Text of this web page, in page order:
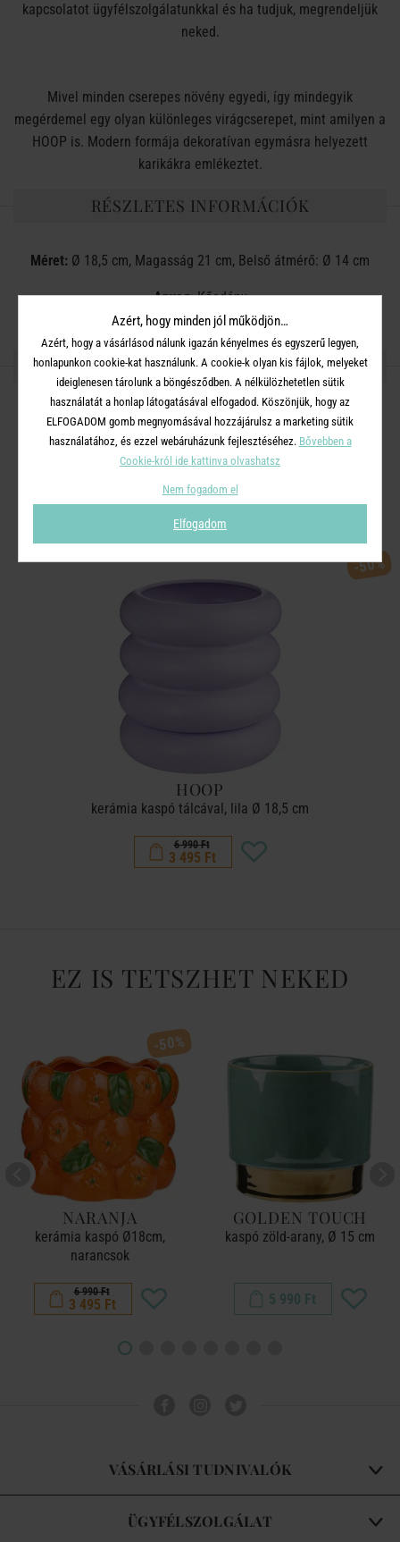
kapcsolatot ügyfélszolgálatunkkal és ha tudjuk, megrendeljük
neked.
Mivel minden cserepes növény egyedi, így mindegyik
megérdemel egy olyan különleges virágcserepet, mint amilyen a
HOOP is. Modern formája dekoratívan egymásra helyezett
karikákra emlékeztet.
RÉSZLETES INFORMÁCIÓK
Méret: Ø 18,5 cm, Magasság 21 cm, Belső átmérő: Ø 14 cm
Anyag:Kőedény
OSZD MEG MÁSOKKAL!
A TERMÉKCSALÁD TOVÁBBI
TERMÉKEI
-50%
HOOP
kerámia kaspó tálcával, lila Ø 18,5 cm
6 990 Ft
3 495 Ft
EZ IS TETSZHET NEKED
-50%
NARANJA
kerámia kaspó Ø18cm,
narancsok
6 990 Ft
3 495 Ft
GOLDEN TOUCH
kaspó zöld-arany, Ø 15 cm
5 990 Ft
VÁSÁRLÁSI TUDNIVALÓK
ÜGYFÉLSZOLGÁLAT
Azért, hogy minden jól működjön…
Azért, hogy a vásárlásod nálunk igazán kényelmes és egyszerű legyen,
honlapunkon cookie-kat használunk. A cookie-k olyan kis fájlok, melyeket
ideiglenesen tárolunk a böngésződben. A nélkülözhetetlen sütik
használatát a honlap látogatásával elfogadod. Köszönjük, hogy az
ELFOGADOM gomb megnyomásával hozzájárulsz a marketing sütik
használatához, és ezzel webáruházunk fejlesztéséhez. Bővebben a
Cookie-król ide kattinva olvashatsz
Nem fogadom el
Elfogadom